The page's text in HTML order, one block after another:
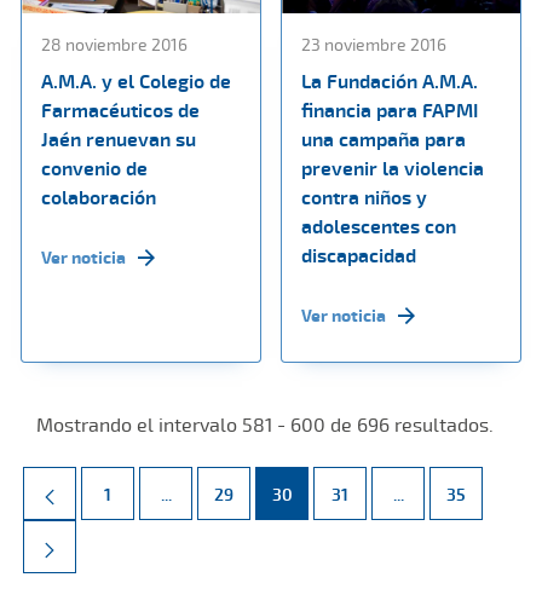
28 noviembre 2016
A.M.A. y el Colegio de
Farmacéuticos de
Jaén renuevan su
convenio de
colaboración
Ver noticia
23 noviembre 2016
La Fundación A.M.A.
financia para FAPMI
una campaña para
prevenir la violencia
contra niños y
adolescentes con
discapacidad
Ver noticia
Mostrando el intervalo 581 - 600 de 696 resultados.
Página
1 ... Páginas intermedias Use TAB para desplazarse.
Página
29 Página
30 Página
31 ... Páginas
Página
35